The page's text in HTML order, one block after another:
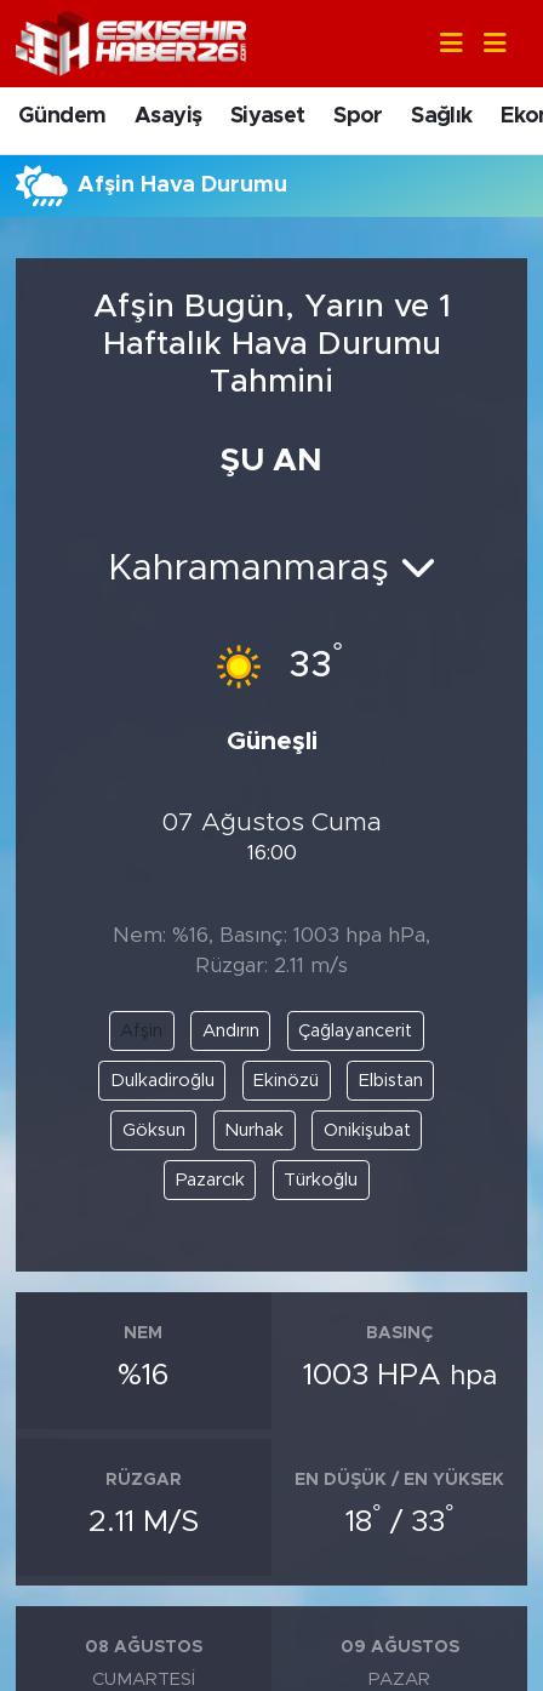
Gündem Asayiş Siyaset Spor Sağlık
Afşin Hava Durumu
Afşin Bugün, Yarın ve 1
Haftalık Hava Durumu
Tahmini
ŞU AN
Kahramanmaraş
33°
Güneşli
07 Ağustos Cuma
16:00
Nem: %16, Basınç: 1003 hpa hPa,
Rüzgar: 2.11 m/s
Afşin Andırın Çağlayancerit
Dulkadiroğlu Ekinözü Elbistan
Göksun Nurhak Onikişubat
Pazarcık Türkoğlu
NEM
%16
BASINÇ
1003 HPA hpa
RÜZGAR
2.11 M/S
EN DÜŞÜK / EN YÜKSEK
18° / 33°
08 AĞUSTOS
CUMARTESI
09 AĞUSTOS
PAZAR
Gündem
Asayiş
Siyaset
Sağlık
Bölge
Nöbetçi Eczaneler
Hava Durumu
Trafik Durumu
Tüm Manşetler